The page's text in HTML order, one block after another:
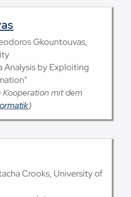
Gkountouvas,
Analysis by Exploiting
mit dem
)
Crooks, University of